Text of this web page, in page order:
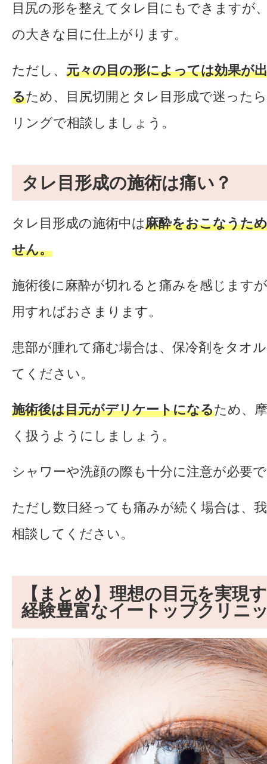
目尻の形を整えてタレ目にもできますが
の大きな目に仕上がります。
ただし、 元々の目の形によっては効果が
るため、目尻切開とタレ目形成で迷った
リングで相談しましょう。
タレ目形成の施術は痛い？
タレ目形成の施術中は麻酔をおこなうた
せん。
施術後に麻酔が切れると痛みを感じます
用すればおさまります。
患部が腫れて痛む場合は、保冷剤をタオ
てください。
施術後は目元がデリケートになるため、
く扱うようにしましょう。
シャワーや洗顔の際も十分に注意が必要
ただし数日経っても痛みが続く場合は、
相談してください。
【まとめ】理想の目元を実現
経験豊富なイートップクリニ